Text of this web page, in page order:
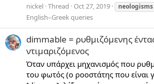
nickel Thread Oct 27, 2019 neologisms
English–Greek queries
dimmable = ρυθμιζόμενης
ντιμαριζόμενος
Όταν υπάρχει μηχανισμός που
του φωτός (ο ροοστάτης που είναι